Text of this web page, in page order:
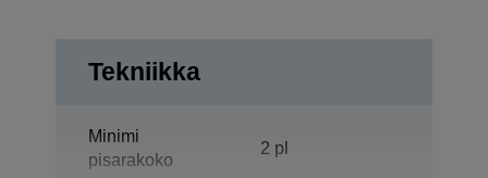
Tekniikka
Minimi
pisarakoko
2 pl